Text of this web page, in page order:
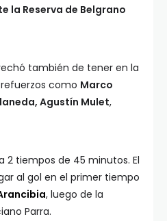
la Reserva de Belgrano
también de tener en la
como Marco
Agustín Mulet,
2 tiempos de 45 minutos. El
al gol en el primer tiempo
, luego de la
Parra.